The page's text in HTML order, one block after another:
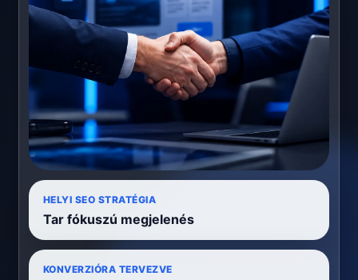
HELYI SEO STRATÉGIA
Tar fókuszú megjelenés
KONVERZIÓRA TERVEZVE